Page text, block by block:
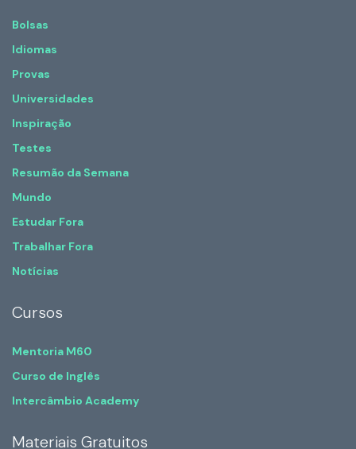
Bolsas
Idiomas
Provas
Universidades
Inspiração
Testes
Resumão da Semana
Mundo
Estudar Fora
Trabalhar Fora
Notícias
Cursos
Mentoria M60
Curso de Inglês
Intercâmbio Academy
Materiais Gratuitos